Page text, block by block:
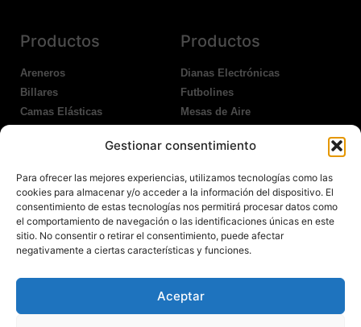
Gestionar consentimiento
Para ofrecer las mejores experiencias, utilizamos tecnologías como las
cookies para almacenar y/o acceder a la información del dispositivo. El
consentimiento de estas tecnologías nos permitirá procesar datos como
el comportamiento de navegación o las identificaciones únicas en este
sitio. No consentir o retirar el consentimiento, puede afectar
negativamente a ciertas características y funciones.
Aceptar
Productos
Areneros
Billares
Camas Elásticas
Productos
Dianas Electrónicas
Futbolines
Mesas de Aire
Ping Pong Exterior
Nosotros
Atención al Cliente
Garantías
Política Devoluciones
Legales
Aviso Legal
Política de Privacidad
Polítíca de RRSS